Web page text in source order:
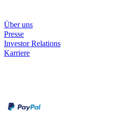
Über uns
Presse
Investor Relations
Karriere